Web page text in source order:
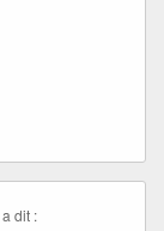
a dit :